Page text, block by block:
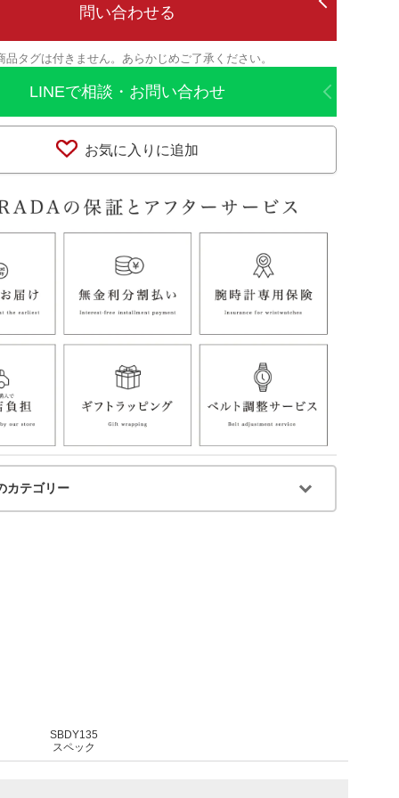
問い合わせる
タグは付きません。あらかじめご了承ください。
LINEで相談・お問い合わせ
お気に入りに追加
カテゴリー
SBDY135
スペック